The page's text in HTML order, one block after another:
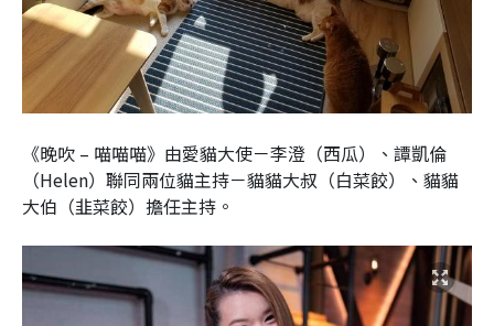
《晚吹 – 喵喵喵》由愛貓大使－李澄（西瓜）、譚凱倫
（Helen）聯同兩位貓主持－貓貓大叔（白菜餃）、貓貓
大伯（韭菜餃）擔任主持。